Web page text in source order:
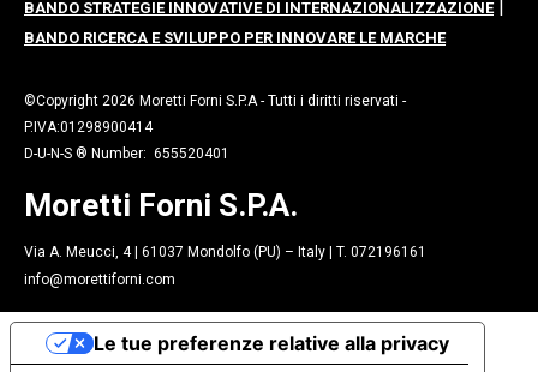
BANDO STRATEGIE INNOVATIVE DI INTERNAZIONALIZZAZIONE |
BANDO RICERCA E SVILUPPO PER INNOVARE LE MARCHE
©Copyright 2026 Moretti Forni S.P.A - Tutti i diritti riservati -
P.IVA:01298900414
D-U-N-S ® Number: 655520401
Moretti Forni S.P.A.
Via A. Meucci, 4 | 61037 Mondolfo (PU) – Italy | T. 072196161
info@morettiforni.com
Le tue preferenze relative alla privacy